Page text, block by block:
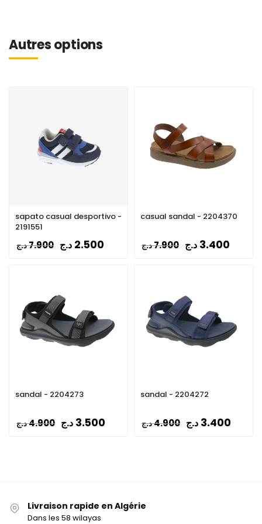
Autres options
sapato casual desportivo -
2191551
7.900د.ج 2.500 د.ج
casual sandal - 2204370
7.900د.ج 3.400 د.ج
sandal - 2204273
4.900د.ج 3.500 د.ج
sandal - 2204272
4.900د.ج 3.400 د.ج
Livraison rapide en Algérie
Dans les 58 wilayas